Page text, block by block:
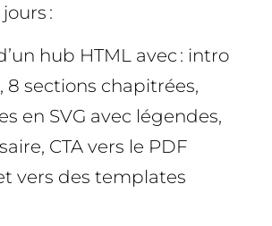
:
hub HTML avec : intro
8 sections chapitrées,
en SVG avec légendes,
CTA vers le PDF
vers des templates